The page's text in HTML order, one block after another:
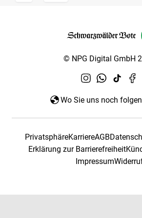
© NPG Digital GmbH
Wo Sie uns noch
PrivatsphäreKarriereAGB
Erklärung zur Barrierefreiheit
Impressum